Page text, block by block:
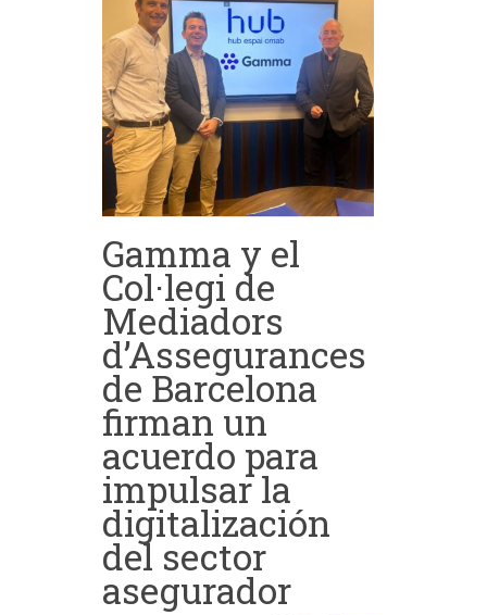
Gamma y el
Col·legi de
Mediadors
d’Assegurances
de Barcelona
firman un
acuerdo para
impulsar la
digitalización
del sector
asegurador